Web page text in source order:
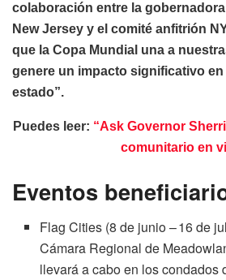
colaboración entre la
New Jersey y el comité anfitrión
que la Copa Mundial una a
genere un impacto significativo en
estado”.
Puedes leer: “Ask Governor
comunitario en
Eventos
Flag Cities (8 de junio – 16 de
Cámara Regional de
llevará a cabo en los condados